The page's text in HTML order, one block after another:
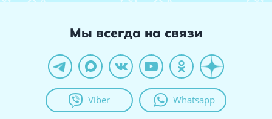
Мы всегда на связи
Viber Whatsapp